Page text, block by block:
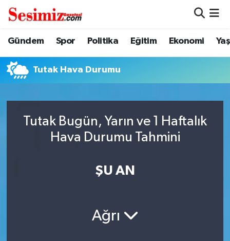
Gündem Spor Politika Eğitim Ekonomi
Tutak Hava Durumu
Tutak Bugün, Yarın ve 1 Haftalık
Hava Durumu Tahmini
ŞU AN
Ağrı
Dünya
Eğitim
Genel
Gündem
Nöbetçi Eczaneler
Hava Durumu
Trafik Durumu
Süper Lig Puan Durumu ve Fikstür